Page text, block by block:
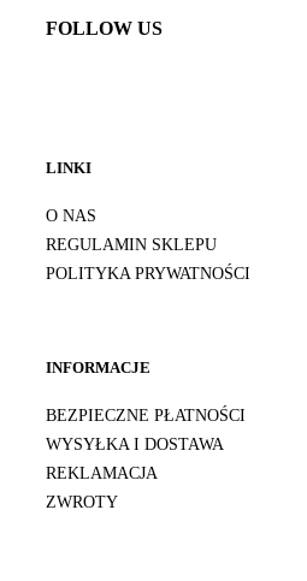
FOLLOW US
LINKI
O NAS
REGULAMIN SKLEPU
POLITYKA PRYWATNOŚCI
INFORMACJE
BEZPIECZNE PŁATNOŚCI
WYSYŁKA I DOSTAWA
REKLAMACJA
ZWROTY